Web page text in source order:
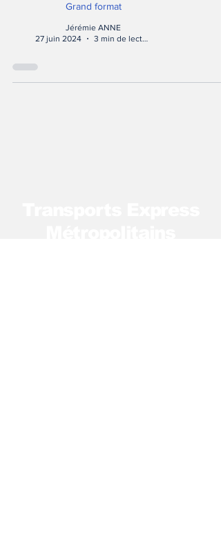
Grand format
Jérémie ANNE
27 juin 2024
3 min de lecture